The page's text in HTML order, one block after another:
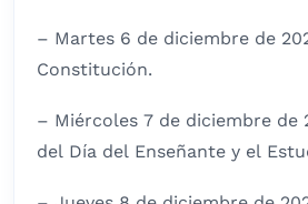
– Martes 6 de diciembre de
Constitución.
– Miércoles 7 de diciembre de
del Día del Enseñante y el